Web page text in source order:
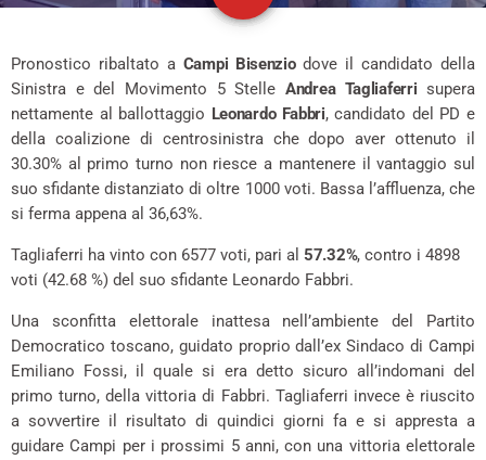
Pronostico ribaltato a Campi Bisenziodove il candidato della
Sinistra e del Movimento 5 StelleAndrea Tagliaferri supera
nettamente al ballottaggio Leonardo Fabbri, candidato del PD e
della coalizione di centrosinistra che dopo aver ottenuto il
30.30% al primo turno non riesce a mantenere il vantaggio sul
suo sfidante distanziato di oltre 1000 voti. Bassa l’affluenza, che
si ferma appena al 36,63%.
Tagliaferri ha vinto con 6577 voti, pari al 57.32%, contro i 4898
voti (42.68 %) del suo sfidante Leonardo Fabbri.
Una sconfitta elettorale inattesa nell’ambiente del Partito
Democratico toscano, guidato proprio dall’ex Sindaco di Campi
Emiliano Fossi, il quale si era detto sicuro all’indomani del
primo turno, della vittoria di Fabbri. Tagliaferri invece è riuscito
a sovvertire il risultato di quindici giorni fa e si appresta a
guidare Campi per i prossimi 5 anni, con una vittoria elettorale